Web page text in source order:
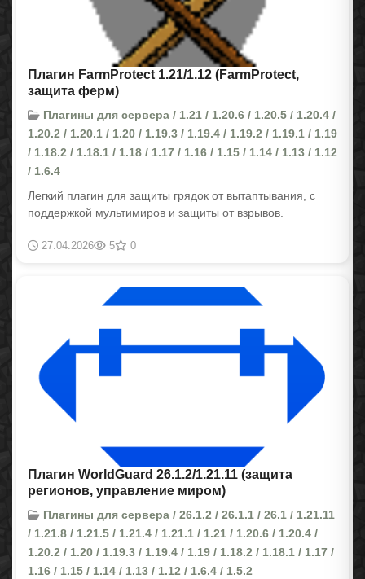
Плагин FarmProtect 1.21/1.12 (FarmProtect,
защита ферм)
Плагины для сервера / 1.21 / 1.20.6 / 1.20.5 / 1.20.4 /
1.20.2 / 1.20.1 / 1.20 / 1.19.3 / 1.19.4 / 1.19.2 / 1.19.1 / 1.19
/ 1.18.2 / 1.18.1 / 1.18 / 1.17 / 1.16 / 1.15 / 1.14 / 1.13 / 1.12
/ 1.6.4
Легкий плагин для защиты грядок от вытаптывания, с
поддержкой мультимиров и защиты от взрывов.
27.04.2026 5 0
Плагин WorldGuard 26.1.2/1.21.11 (защита
регионов, управление миром)
Плагины для сервера / 26.1.2 / 26.1.1 / 26.1 / 1.21.11
/ 1.21.8 / 1.21.5 / 1.21.4 / 1.21.1 / 1.21 / 1.20.6 / 1.20.4 /
1.20.2 / 1.20 / 1.19.3 / 1.19.4 / 1.19 / 1.18.2 / 1.18.1 / 1.17 /
1.16 / 1.15 / 1.14 / 1.13 / 1.12 / 1.6.4 / 1.5.2